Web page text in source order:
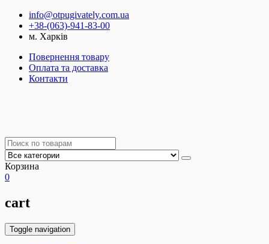
info@otpugivately.com.ua
+38-(063)-941-83-00
м. Харків
Повернення товару
Оплата та доставка
Контакти
Корзина
0
cart
Toggle navigation